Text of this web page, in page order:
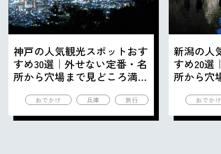
神戸の人気観光スポットおす
すめ30選｜外せない定番・名
所から穴場まで見どころ満載
おでかけ 兵庫 旅行
新潟の人
すめ20選
所から穴
おでか